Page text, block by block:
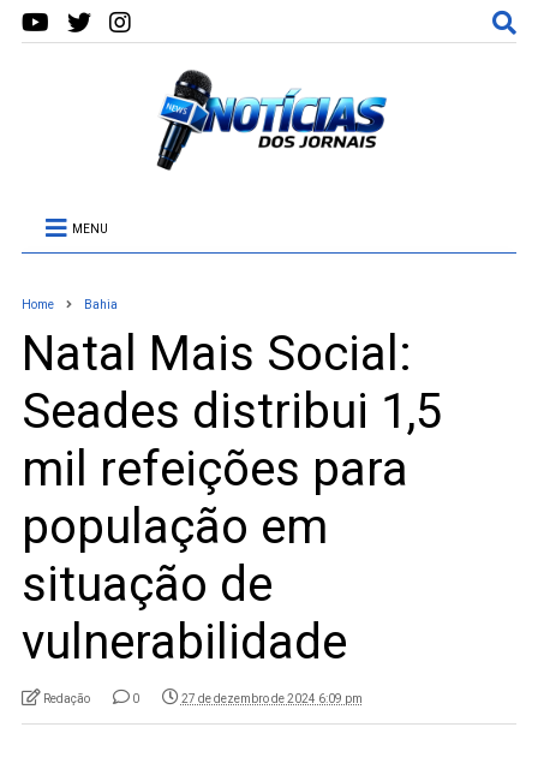
MENU
Home Bahia
Natal Mais Social:
Seades distribui 1,5
mil refeições para
população em
situação de
vulnerabilidade
Redação 0 27 de dezembro de 2024 6:09 pm